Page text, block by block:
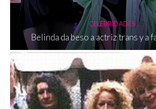
CELEBRIDADES
Belinda da beso a actriz trans y a